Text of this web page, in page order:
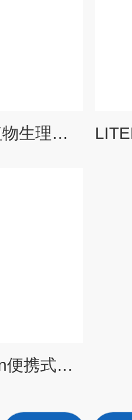
DualexPESSL植物生理表型分析设备
LITERALHI-phen便携式田间植物表型成像系统